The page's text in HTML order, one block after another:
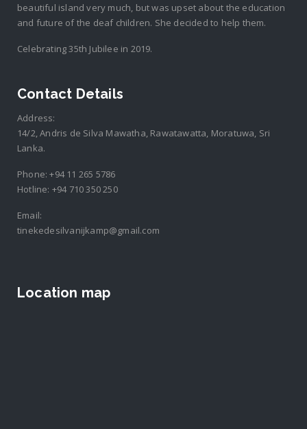
beautiful island very much, but was upset about the education
and future of the deaf children. She decided to help them.
Celebrating 35th Jubilee in 2019.
Contact Details
Address:
14/2, Andris de Silva Mawatha, Rawatawatta, Moratuwa, Sri
Lanka.
Phone:+94 11 265 5786
Hotline: +94 710 350 250
Email:
tinekedesilvanijkamp@gmail.com
Location map